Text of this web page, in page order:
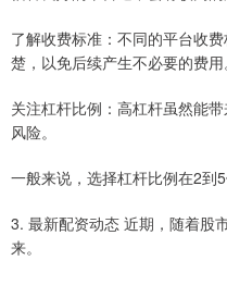
了解收费标准：不同的平台收
楚，以免后续产生不必要的费用
关注杠杆比例：高杠杆虽然能
风险。
一般来说，选择杠杆比例在2到
3. 最新配资动态 近期，随着股
来。